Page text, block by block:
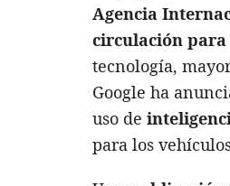
Agencia
circulación para
tecnología,
Google ha
uso de
para los